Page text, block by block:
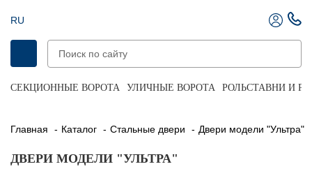
RU
СЕКЦИОННЫЕ ВОРОТА УЛИЧНЫЕ ВОРОТА РОЛЬСТАВНИ И
Главная Каталог Стальные двери Двери модели "Ультра"
ДВЕРИ МОДЕЛИ "УЛЬТРА"